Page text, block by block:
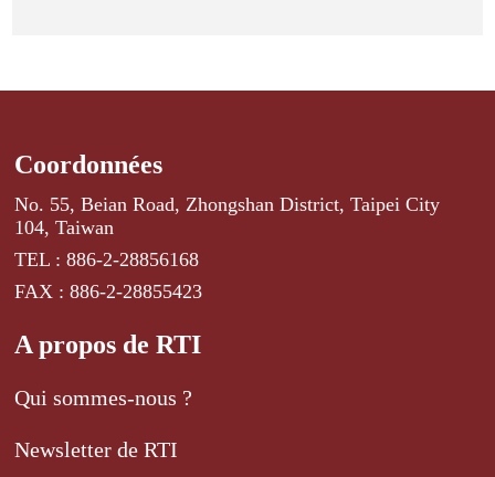
Coordonnées
No. 55, Beian Road, Zhongshan District, Taipei City
104, Taiwan
TEL : 886-2-28856168
FAX : 886-2-28855423
A propos de RTI
Qui sommes-nous ?
Newsletter de RTI